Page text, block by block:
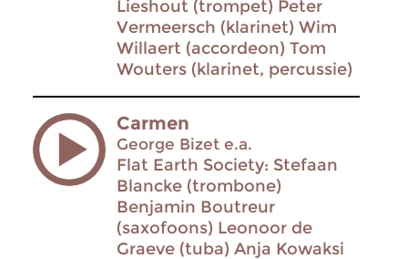
Lieshout (trompet) Peter
Vermeersch (klarinet) Wim
Willaert (accordeon) Tom
Wouters (klarinet, percussie)
Carmen
George Bizet e.a.
Flat Earth Society: Stefaan
Blancke (trombone)
Benjamin Boutreur
(saxofoons) Leonoor de
Graeve (tuba) Anja Kowaksi